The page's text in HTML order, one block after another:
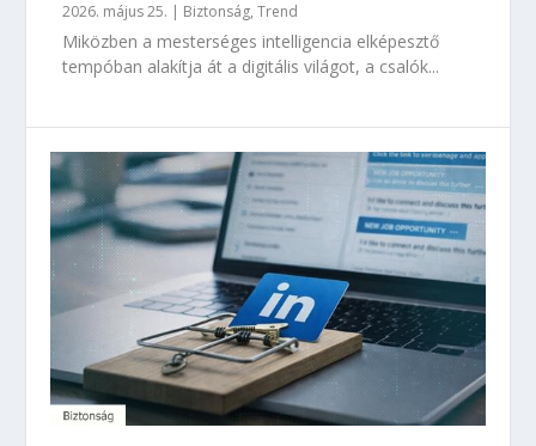
2026. május 25. | Biztonság,Trend
Miközben a mesterséges intelligencia elképesztő
tempóban alakítja át a digitális világot, a csalók...